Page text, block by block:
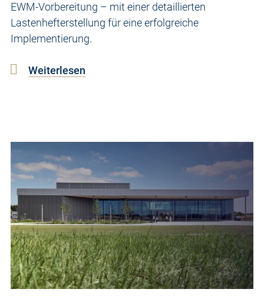
EWM-Vorbereitung – mit einer detaillierten
Lastenhefterstellung für eine erfolgreiche
Implementierung.
Weiterlesen